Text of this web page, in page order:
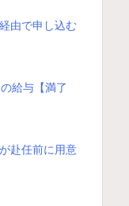
由で申し込む
給与【満了
赴任前に用意